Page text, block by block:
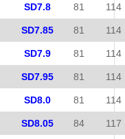
SD7.8 81 114
SD7.85 81 114
SD7.9 81 114
SD7.95 81 114
SD8.0 81 114
SD8.05 84 117